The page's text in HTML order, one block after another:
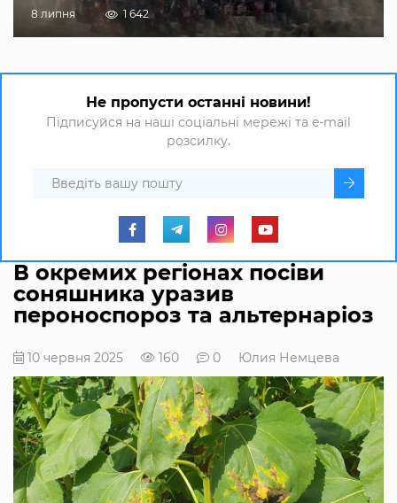
8 липня 1 642
Не пропусти останні новини!
Підписуйся на наші соціальні мережі та e-mail
розсилку.
В окремих регіонах посіви
соняшника уразив
пероноспороз та альтернаріоз
10 червня 2025 160 0 Юлия Немцева